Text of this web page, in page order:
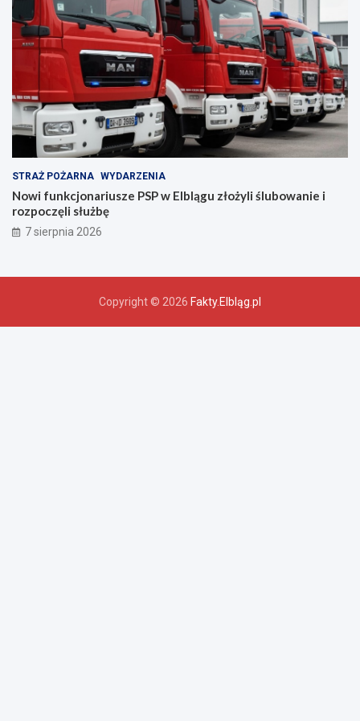
ń
s
t
w
STRAŻ POŻARNA WYDARZENIA
Nowi funkcjonariusze PSP w Elblągu złożyli ślubowanie i
rozpoczęli służbę
7 sierpnia 2026
Copyright © 2026 Fakty.Elbląg.pl